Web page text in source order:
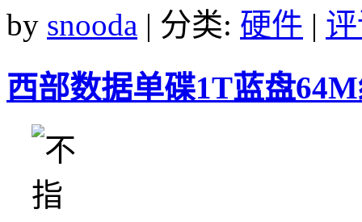
by snooda | 分类: 硬件 |
西部数据单碟1T蓝盘